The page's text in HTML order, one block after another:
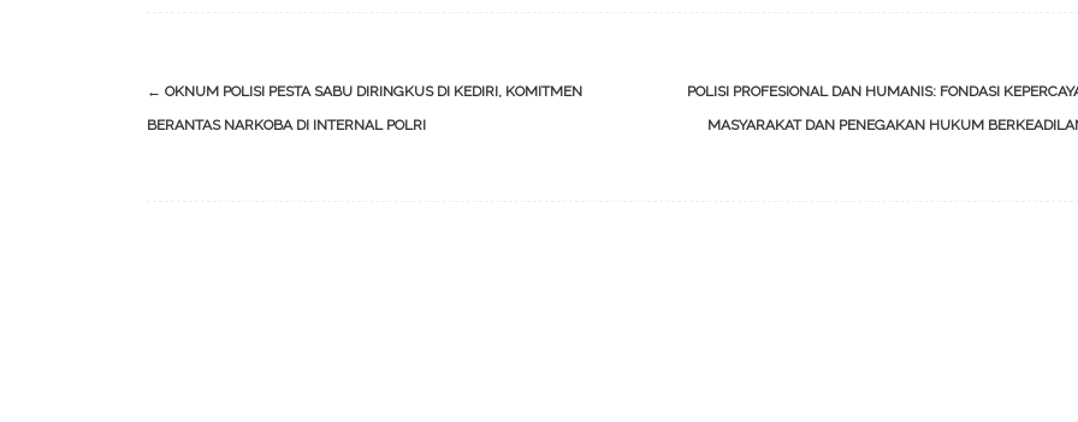
Post
navigation
← OKNUM POLISI PESTA SABU DIRINGKUS DI KEDIRI, KOMITMEN
BERANTAS NARKOBA DI INTERNAL POLRI
POLISI PROFESIONAL DAN HUMANIS: FONDASI
MASYARAKAT DAN PENEGAKAN HUKUM